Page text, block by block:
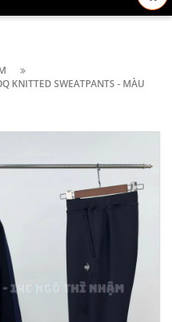
KNITTED SWEATPANTS - MÀU